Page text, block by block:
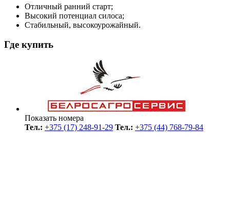
Отличный ранний старт;
Высокий потенциал силоса;
Стабильный, высокоурожайный.
Где купить
Показать номера
Тел.: +375 (17) 248-91-29 Тел.: +375 (44) 768-79-84